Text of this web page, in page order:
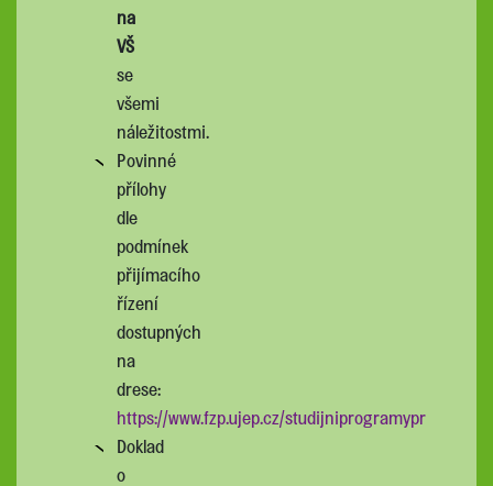
na
VŠ
se
všemi
náležitostmi.
Povinné
přílohy
dle
podmínek
přijímacího
řízení
dostupných
na
drese:
https://www.fzp.ujep.cz/studijniprogramypr
Doklad
o